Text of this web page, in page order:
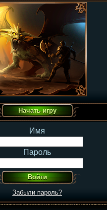
Имя
Пароль
Забыли пароль?